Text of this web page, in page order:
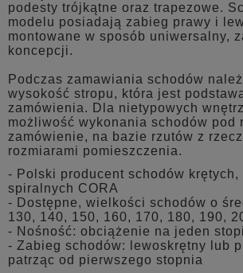
podesty trójkątne oraz trapezowe.
modelu posiadają zabieg prawy i
montowane w sposób uniwersalny,
koncepcji.
Podczas zamawiania schodów
wysokość stropu, która jest
zamówienia. Dla nietypowych
możliwość wykonania schodów pod
zamówienie, na bazie rzutów z
rozmiarami pomieszczenia.
- Polski producent schodów krętych,
spiralnych CORA
- Dostępne, wielkości schodów o
130, 140, 150, 160, 170, 180, 190,
- Nośność: obciążenie na jeden
- Zabieg schodów: lewoskrętny lub
patrząc od pierwszego stopnia